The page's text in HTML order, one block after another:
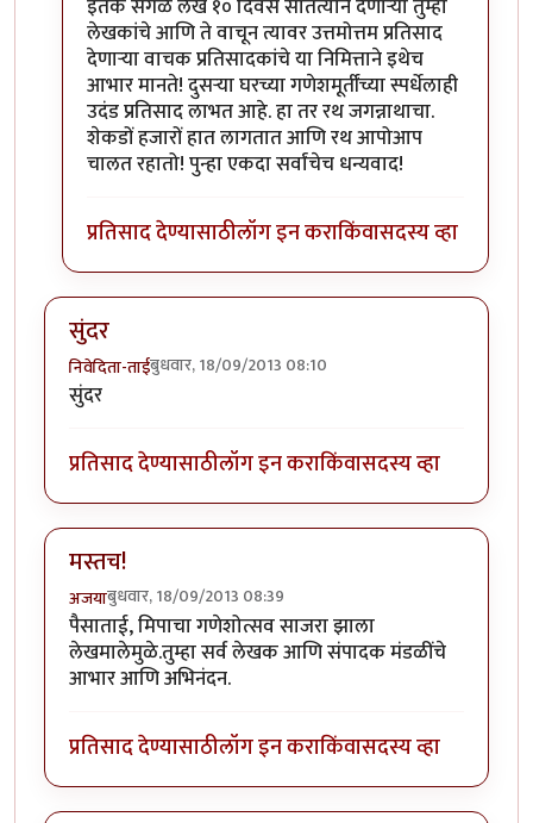
इतके सगळे लेख १० दिवस सातत्याने देणार्‍या तुम्हा
लेखकांचे आणि ते वाचून त्यावर उत्तमोत्तम प्रतिसाद
देणार्‍या वाचक प्रतिसादकांचे या निमित्ताने इथेच
आभार मानते! दुसर्‍या घरच्या गणेशमूर्तींच्या स्पर्धेलाही
उदंड प्रतिसाद लाभत आहे. हा तर रथ जगन्नाथाचा.
शेकडों हजारों हात लागतात आणि रथ आपोआप
चालत रहातो! पुन्हा एकदा सर्वांचेच धन्यवाद!
प्रतिसाद देण्यासाठीलॉग इन कराकिंवासदस्य व्हा
सुंदर
निवेदिता-ताईबुधवार, 18/09/2013 08:10
सुंदर
प्रतिसाद देण्यासाठीलॉग इन कराकिंवासदस्य व्हा
मस्तच!
अजयाबुधवार, 18/09/2013 08:39
पैसाताई, मिपाचा गणेशोत्सव साजरा झाला
लेखमालेमुळे.तुम्हा सर्व लेखक आणि संपादक मंडळींचे
आभार आणि अभिनंदन.
प्रतिसाद देण्यासाठीलॉग इन कराकिंवासदस्य व्हा